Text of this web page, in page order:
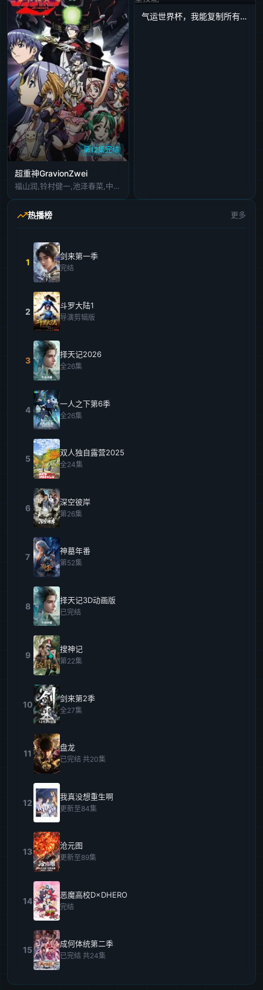
第12集完结
超重神GravionZwei
福山润,铃村健一,池泽春菜,中原麻衣,浅川悠,桑岛法子,速水奖,绿川光,根谷美智子,高桥美佳子,水树奈奈,钉宫理惠,间宫胡桃,熊井统子,桃井晴子,中岛沙树,千叶纱子,诹访部顺一,川田绅司,石川英郎,立木文彦,浅野真澄,松本梨香,堀内贤雄,内川蓝维,大前茜,折笠奈绪美,田坂秀树,山岸功,水内清光
气运世界杯，我能复制所有球星技能
热播榜 更多
1
剑来第一季
完结
2
斗罗大陆1
导演剪辑版
3
择天记2026
全26集
4
一人之下第6季
全26集
5
双人独自露营2025
全24集
6
深空彼岸
第26集
7
神墓年番
第52集
8
择天记3D动画版
已完结
9
搜神记
第22集
10
剑来第2季
全27集
11
盘龙
已完结 共20集
12
我真没想重生啊
更新至84集
13
沧元图
更新至89集
14
恶魔高校D×DHERO
完结
15
成何体统第二季
已完结 共24集